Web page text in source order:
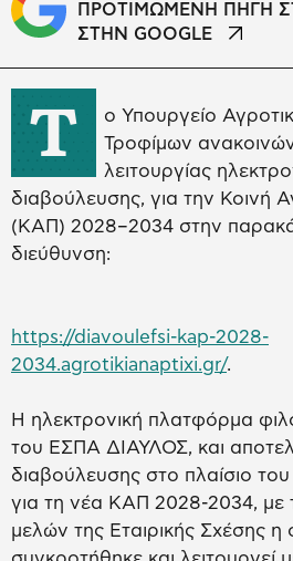
ΠΡΟΤΙΜΩΜΕΝΗ ΠΗΓΗ
ΣΤΗΝ GOOGLE
Τ
ο Υπουργείο
Τροφίμων
λειτουργίας
διαβούλευσης, για την Κοινή
(ΚΑΠ) 2028–2034 στην
διεύθυνση:
https://diavoulefsi-kap-2028-
2034.agrotikianaptixi.gr/.
Η ηλεκτρονική πλατφόρμα
του ΕΣΠΑ ΔΙΑΥΛΟΣ, και
διαβούλευσης στο πλαίσιο
για τη νέα ΚΑΠ 2028-2034, με
μελών της Εταιρικής Σχέσης η